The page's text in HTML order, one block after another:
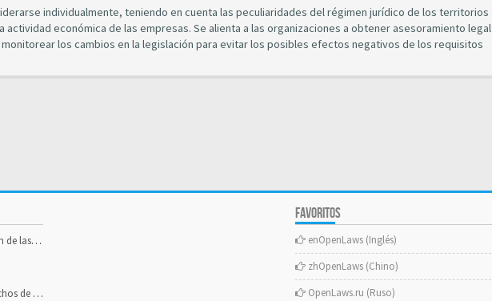
individualmente, teniendo en cuenta las peculiaridades del régimen jurídico de los territorios
económica de las empresas. Se alienta a las organizaciones a obtener asesoramiento legal
los cambios en la legislación para evitar los posibles efectos negativos de los requisitos
de control
de marca
FAVORITOS
enOpenLaws (Inglés)
zhOpenLaws (Chino)
OpenLaws.ru (Ruso)